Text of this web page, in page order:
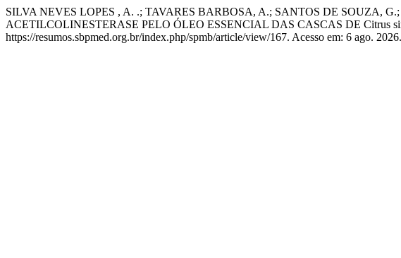
SILVA NEVES LOPES , A. .; TAVARES BARBOSA, A.; SANTOS DE SOUZA,
ACETILCOLINESTERASE PELO ÓLEO ESSENCIAL DAS CASCAS DE Citrus
https://resumos.sbpmed.org.br/index.php/spmb/article/view/167. Acesso em: 6 ago. 2026.